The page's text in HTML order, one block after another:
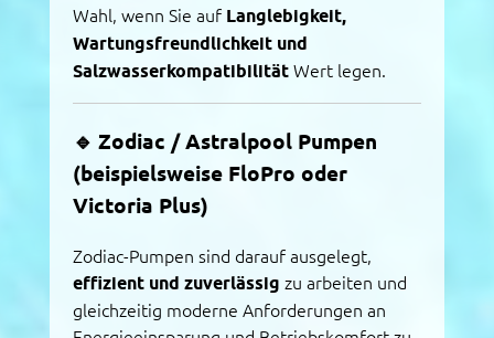
Wahl, wenn Sie auf Langlebigkeit,
Wartungsfreundlichkeit und
Salzwasserkompatibilität Wert legen.
🔹Zodiac / Astralpool Pumpen
(beispielsweise FloPro oder
Victoria Plus)
Zodiac-Pumpen sind darauf ausgelegt,
effizient und zuverlässig zu arbeiten und
gleichzeitig moderne Anforderungen an